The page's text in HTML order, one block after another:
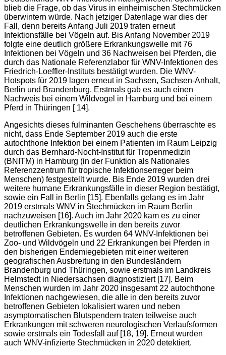
blieb die Frage, ob das Virus in einheimischen Stechmücken
überwintern würde. Nach jetziger Datenlage war dies der
Fall, denn bereits Anfang Juli 2019 traten erneut
Infektionsfälle bei Vögeln auf. Bis Anfang November 2019
folgte eine deutlich größere Erkrankungswelle mit 76
Infektionen bei Vögeln und 36 Nachweisen bei Pferden, die
durch das Nationale Referenzlabor für WNV-Infektionen des
Friedrich-Loeffler-Instituts bestätigt wurden. Die WNV-
Hotspots für 2019 lagen erneut in Sachsen, Sachsen-Anhalt,
Berlin und Brandenburg. Erstmals gab es auch einen
Nachweis bei einem Wildvogel in Hamburg und bei einem
Pferd in Thüringen [ 14].
Angesichts dieses fulminanten Geschehens überraschte es
nicht, dass Ende September 2019 auch die erste
autochthone Infektion bei einem Patienten im Raum Leipzig
durch das Bernhard-Nocht-Institut für Tropenmedizin
(BNITM) in Hamburg (in der Funktion als Nationales
Referenzzentrum für tropische Infektionserreger beim
Menschen) festgestellt wurde. Bis Ende 2019 wurden drei
weitere humane Erkrankungsfälle in dieser Region bestätigt,
sowie ein Fall in Berlin [15]. Ebenfalls gelang es im Jahr
2019 erstmals WNV in Stechmücken im Raum Berlin
nachzuweisen [16]. Auch im Jahr 2020 kam es zu einer
deutlichen Erkrankungswelle in den bereits zuvor
betroffenen Gebieten. Es wurden 64 WNV-Infektionen bei
Zoo- und Wildvögeln und 22 Erkrankungen bei Pferden in
den bisherigen Endemiegebieten mit einer weiteren
geografischen Ausbreitung in den Bundesländern
Brandenburg und Thüringen, sowie erstmals im Landkreis
Helmstedt in Niedersachsen diagnostiziert [17]. Beim
Menschen wurden im Jahr 2020 insgesamt 22 autochthone
Infektionen nachgewiesen, die alle in den bereits zuvor
betroffenen Gebieten lokalisiert waren und neben
asymptomatischen Blutspendern traten teilweise auch
Erkrankungen mit schweren neurologischen Verlaufsformen
sowie erstmals ein Todesfall auf [18, 19]. Erneut wurden
auch WNV-infizierte Stechmücken in 2020 detektiert.